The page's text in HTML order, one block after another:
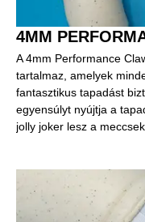
4MM
A 4mm Performance
tartalmaz, amelyek
fantasztikus tapadást
egyensúlyt nyújtja a
jolly joker lesz a